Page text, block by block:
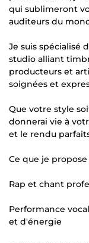
qui sublimeront
auditeurs du
Je suis spécialisé
studio alliant
producteurs et
soignées et
Que votre style
donnerai vie à
et le rendu
Ce que je propose
Rap et chant
Performance
et d'énergie